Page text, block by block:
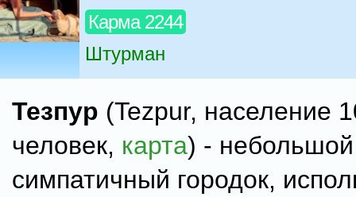
Карма 2244
Штурман
Тезпур (Tezpur, население
человек, карта) -
симпатичный городок,